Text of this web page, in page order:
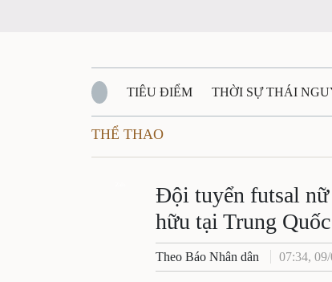
TIÊU ĐIỂM THỜI SỰ THÁI
QUỐC PHÒNG - AN NINH
QUÊ HƯƠNG - ĐẤT NƯỚC QUỐC
VĂN BẢN, CHÍNH SÁCH MỚI VĂN
THỂ THAO
Đội tuyển futsal
hữu tại Trung Quốc
Theo Báo Nhân dân 07:34,